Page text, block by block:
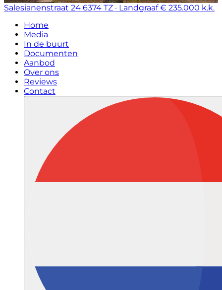
Salesianenstraat 24 6374 TZ · Landgraaf € 235.000 k.k.
Home
Media
In de buurt
Documenten
Aanbod
Over ons
Reviews
Contact